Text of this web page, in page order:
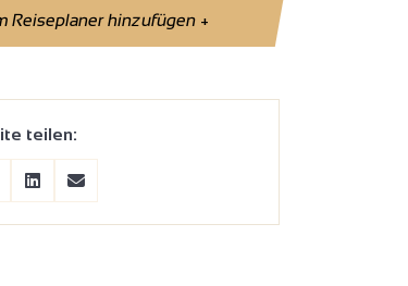
Reiseplaner hinzufügen+
teilen: